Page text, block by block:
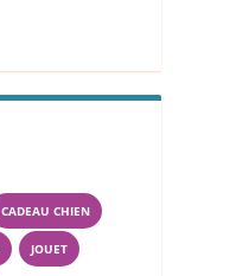
CADEAU CHIEN
JOUET